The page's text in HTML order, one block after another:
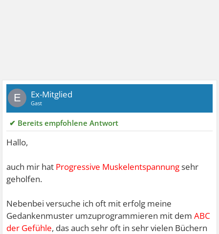
E Ex-Mitglied
Gast
✔ Bereits empfohlene Antwort
Hallo,
auch mir hat Progressive Muskelentspannungsehr
geholfen.
Nebenbei versuche ich oft mit erfolg meine
Gedankenmuster umzuprogrammieren mit demABC
der Gefühle, das auch sehr oft in sehr vielen Büchern